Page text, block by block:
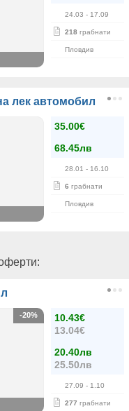
24.03 - 17.09
218 грабнати
Пловдив
лек автомобил
35.00€
68.45лв
28.01 - 16.10
6 грабнати
Пловдив
10.43€
13.04€
20.40лв
25.50лв
27.09 - 1.10
277 грабнати
-20%